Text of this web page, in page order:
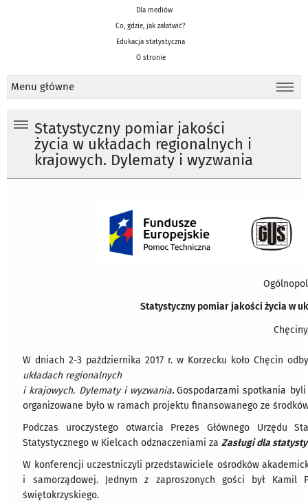
Dla mediów
Co, gdzie, jak załatwić?
Edukacja statystyczna
O stronie
Menu główne
Statystyczny pomiar jakości
życia w układach regionalnych i
krajowych. Dylematy i wyzwania
Statystyczny pomiar jakości życia w
W dniach 2-3 października 2017 r. w Korzecku koło Chęcin
układach regionalnych
i krajowych. Dylematy i wyzwania.Gospodarzami spotkania byli
organizowane było w ramach projektu finansowanego ze środków
Podczas uroczystego otwarcia Prezes Głównego Urzędu
Statystycznego w Kielcach odznaczeniami zaZasługi dla
W konferencji uczestniczyli przedstawiciele ośrodków
i samorządowej. Jednym z zaproszonych gości był
świętokrzyskiego.